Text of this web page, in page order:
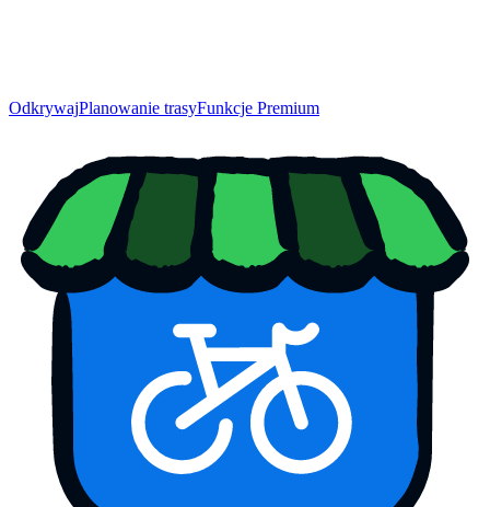
OdkrywajPlanowanie trasyFunkcje Premium